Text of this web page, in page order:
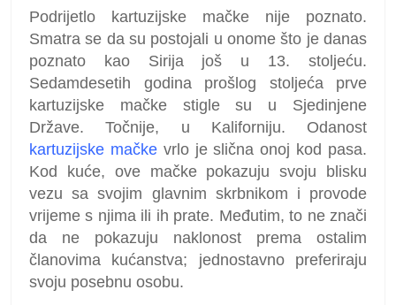
Podrijetlo kartuzijske mačke nije poznato.
Smatra se da su postojali u onome što je danas
poznato kao Sirija još u 13. stoljeću.
Sedamdesetih godina prošlog stoljeća prve
kartuzijske mačke stigle su u Sjedinjene
Države. Točnije, u Kaliforniju. Odanost
kartuzijske mačkevrlo je slična onoj kod pasa.
Kod kuće, ove mačke pokazuju svoju blisku
vezu sa svojim glavnim skrbnikom i provode
vrijeme s njima ili ih prate. Međutim, to ne znači
da ne pokazuju naklonost prema ostalim
članovima kućanstva; jednostavno preferiraju
svoju posebnu osobu.